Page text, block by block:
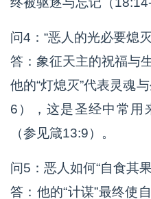
问4：“恶人的光必要熄
答：象征天主的祝福与
他的“灯熄灭”代表灵魂
6），这是圣经中常用
（参见箴13:9）。
问5：恶人如何“自食其果
答：他的“计谋”最终使